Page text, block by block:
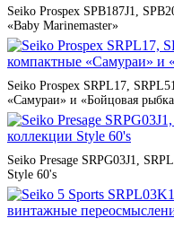
Seiko Prospex SPB187J1,
«Baby Marinemaster»
Seiko Prospex SRPL17,
«Самураи» и «Бойцовая
Seiko Presage SRPG03J1,
Style 60's